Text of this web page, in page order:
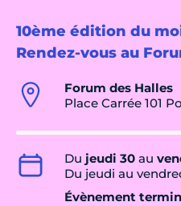
10ème édition du
Rendez-vous au
Forum des Halles
Place Carrée 101
Du jeudi 30 au
Du jeudi au
Évènement